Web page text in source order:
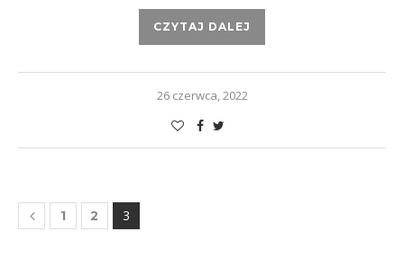
CZYTAJ DALEJ
26 czerwca, 2022
1 2 3